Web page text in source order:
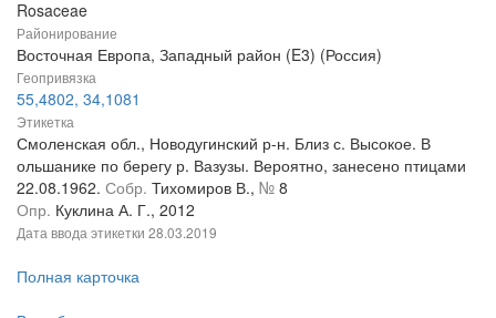
Rosaceae
Районирование
Восточная Европа, Западный район (E3) (Россия)
Геопривязка
55,4802, 34,1081
Этикетка
Смоленская обл., Новодугинский р-н. Близ с. Высокое. В
ольшанике по берегу р. Вазузы. Вероятно, занесено птицами
22.08.1962. Собр. Тихомиров В., № 8
Опр. Куклина А. Г., 2012
Дата ввода этикетки 28.03.2019
Полная карточка